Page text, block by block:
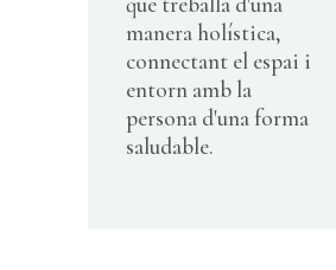
manera holística,
connectant el espai i
entorn amb la
persona d'una forma
saludable.